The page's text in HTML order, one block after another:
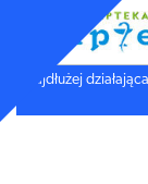
Najdłużej